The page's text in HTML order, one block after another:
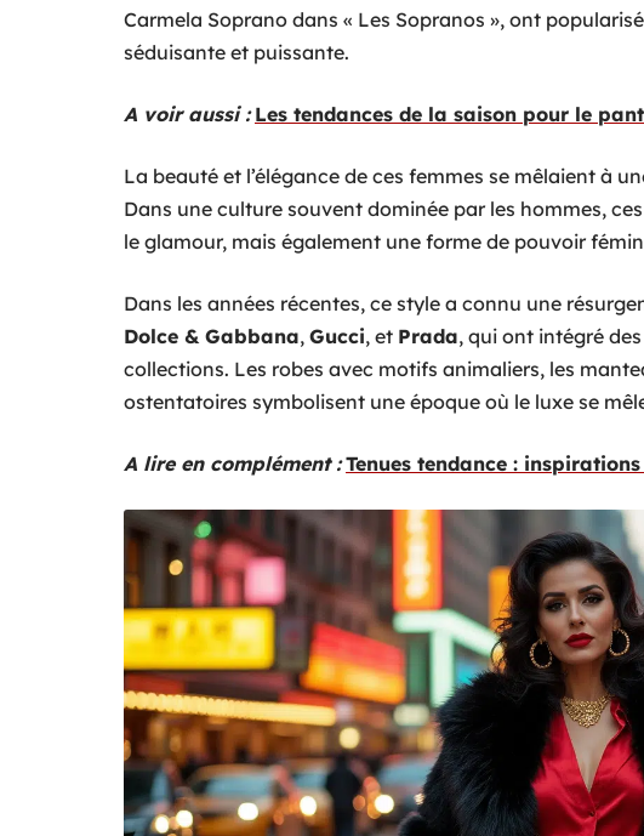
Carmela Soprano dans « Les Sopranos », ont
séduisante et puissante.
A voir aussi : Les tendances de la saison pour le
La beauté et l’élégance de ces femmes se mêlaient à
Dans une culture souvent dominée par les hommes,
le glamour, mais également une forme de pouvoir
Dans les années récentes, ce style a connu une
Dolce & Gabbana, Gucci, et Prada, qui ont intégré
collections. Les robes avec motifs animaliers, les
ostentatoires symbolisent une époque où le luxe se
A lire en complément : Tenues tendance :